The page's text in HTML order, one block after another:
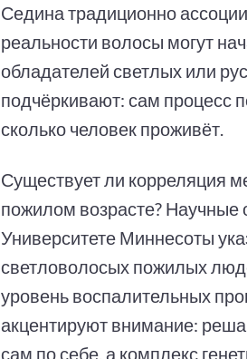
Седина традиционно
реальности волосы могут
обладателей светлых или
подчёркивают: сам процесс
сколько человек проживёт.
Существует ли корреляция
пожилом возрасте? Научные
Университете Миннесоты
светловолосых пожилых
уровень воспалительных
акцентируют внимание:
сам по себе, а комплекс